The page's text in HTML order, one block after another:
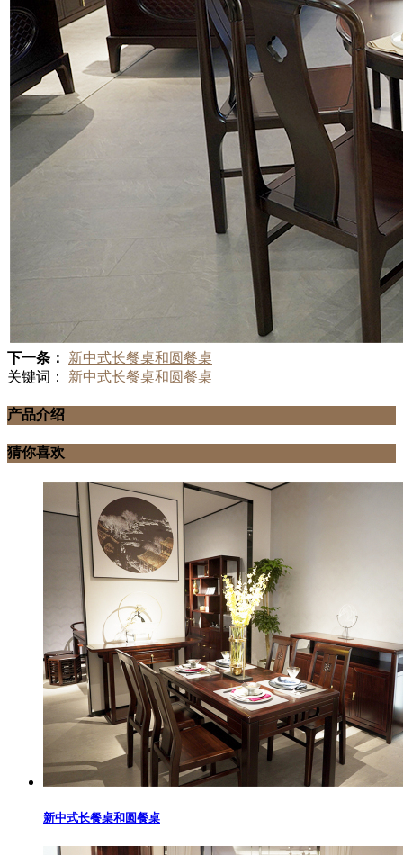
下一条：
新中式长餐桌和圆餐桌
关键词： 新中式长餐桌和圆餐桌
产品介绍
猜你喜欢
新中式长餐桌和圆餐桌